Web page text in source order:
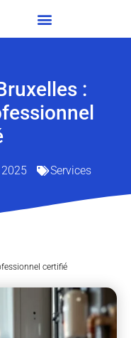
:
Services
certifié